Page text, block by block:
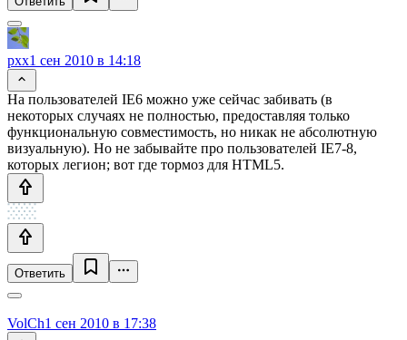
pxx1 сен 2010 в 14:18
На пользователей IE6 можно уже сейчас забивать (в
некоторых случаях не полностью, предоставляя только
функциональную совместимость, но никак не абсолютную
визуальную). Но не забывайте про пользователей IE7-8,
которых легион; вот где тормоз для HTML5.
Ответить
VolCh1 сен 2010 в 17:38